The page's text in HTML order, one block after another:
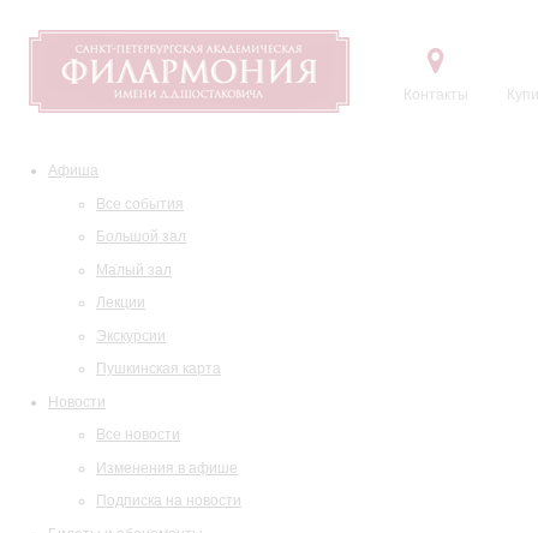
Контакты
Афиша
Все события
Большой зал
Малый зал
Лекции
Экскурсии
Пушкинская карта
Новости
Все новости
Изменения в афише
Подписка на новости